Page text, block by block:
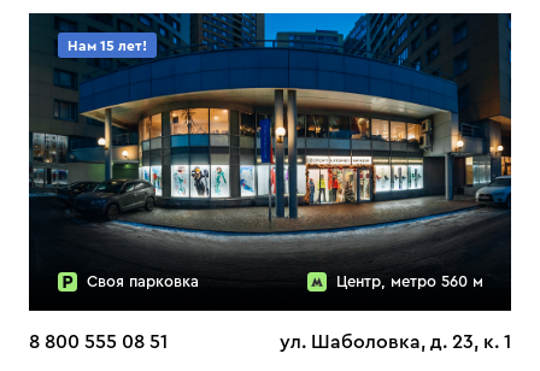
Нам 15 лет!
Своя парковка Центр, метро 560 м
8 800 555 08 51 ул. Шаболовка, д. 23, к. 1